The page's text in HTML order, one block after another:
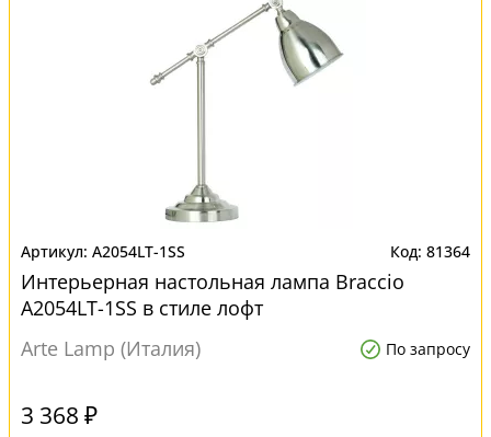
A2054LT-1SS 81364
Интерьерная настольная лампа Braccio
A2054LT-1SS в стиле лофт
Arte Lamp (Италия)
По запросу
3 368 ₽